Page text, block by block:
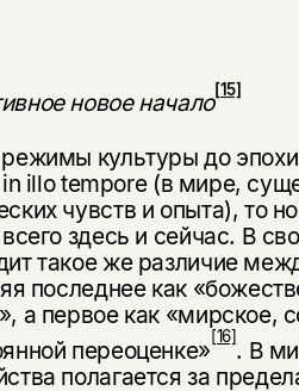
новое начало[15]
культуры до
in illo tempore (в мире,
чувств и опыта), то
здесь и сейчас. В
такое же различие
последнее как
а первое как «мирское,
переоценке»[16]. В
полагается за
рассылку
рассылку
«НЛО».
промокод на
временно
на
поступлении книги
письмо на указанный